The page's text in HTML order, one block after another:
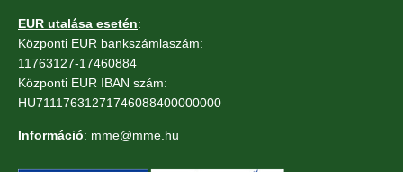
EUR utalása esetén:
Központi EUR bankszámlaszám:
11763127-17460884
Központi EUR IBAN szám:
HU71117631271746088400000000
Információ: mme@mme.hu